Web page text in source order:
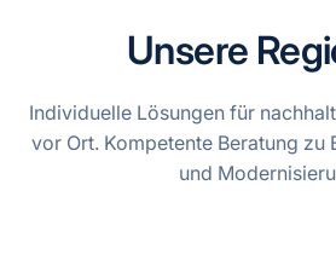
Unsere
Individuelle Lösungen für
vor Ort. Kompetente Beratung zu
und